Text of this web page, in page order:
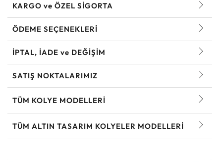
KARGO ve ÖZEL SİGORTA
ÖDEME SEÇENEKLERİ
İPTAL, İADE ve DEĞİŞİM
SATIŞ NOKTALARIMIZ
TÜM KOLYE MODELLERI
TÜM ALTIN TASARIM KOLYELER MODELLERI